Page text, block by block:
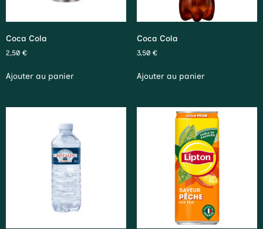
Coca Cola
2,50 €
Ajouter au panier
Coca Cola
3,50 €
Ajouter au panier